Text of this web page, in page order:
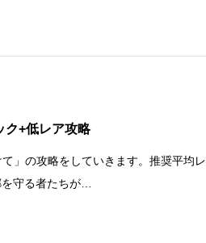
ク+低レア攻略
」の攻略をしていきます。推奨平均レ
守る者たちが…